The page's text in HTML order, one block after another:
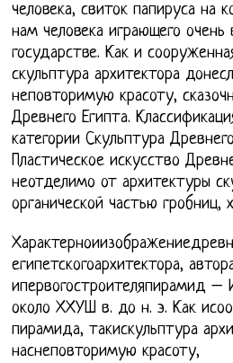
человека, свиток папируса на
нам человека играющего
государстве. Как и
скульптура архитектора
неповторимую красоту,
Древнего Египта.
категории Скульптура
Пластическое искусство
неотделимо от архитектуры
органической частью гробниц,
египетскогоархитектора,
ипервогостроителяпирамид –
около ХХУШ в. до н. э. Как
пирамида, такискульптура
наснеповторимую красоту,